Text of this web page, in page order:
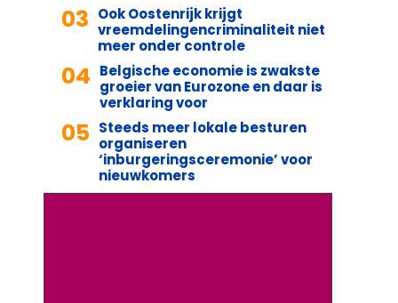
03 Ook Oostenrijk krijgt
vreemdelingencriminaliteit niet
meer onder controle
04 Belgische economie is zwakste
groeier van Eurozone en daar is
verklaring voor
05 Steeds meer lokale besturen
organiseren
‘inburgeringsceremonie’ voor
nieuwkomers